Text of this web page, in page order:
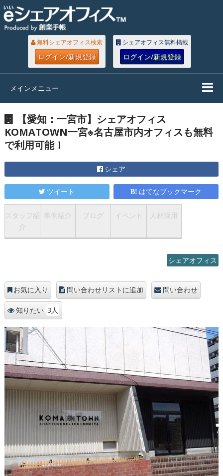
無料シェアオフィス検索
ログイン/新規登録
シェアオフィス無料掲載
ログイン/新規登録
メインメニュー
【愛知：一宮市】シェアオフィス
KOMATOWN一宮※名古屋市内オフィスも無料
で利用可能！
シェア
ツイート はてなブックマーク
スタッフ紹
介
事例紹介 ブログ イベント 人材採用
シェアオフィス
お気に入り 問い合わせリストに追加 問い合わせ
知りたい 3人